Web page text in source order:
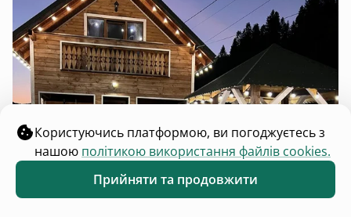
Користуючись платформою, ви погоджуєтесь з
нашою політикою використання файлів cookies.
Прийняти та продовжити
Каталог